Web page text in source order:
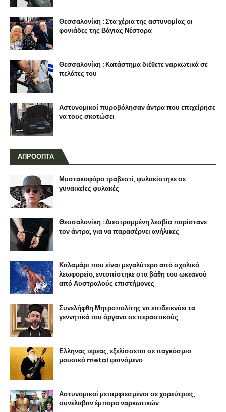
Θεσσαλονίκη : Στα χέρια της αστυνομίας οι
φονιάδες της Βάγιας Νέστορα
Θεσσαλονίκη : Κατάστημα διέθετε ναρκωτικά σε
πελάτες του
Αστυνομικοί πυροβόλησαν άντρα που επιχείρησε
να τους σκοτώσει
ΑΠΡΟΟΠΤΑ
Μυστακοφόρο τραβεστί, φυλακίστηκε σε
γυναικείες φυλακές
Θεσσαλονίκη : Διεστραμμένη λεσβία παρίστανε
τον άντρα, για να παρασέρνει ανήλικες
Καλαμάρι που είναι μεγαλύτερο από σχολικό
λεωφορείο, εντοπίστηκε στα βάθη του ωκεανού
από Αυστραλούς επιστήμονες
Συνελήφθη Μητροπολίτης να επιδεικνύει τα
γεννητικά του όργανα σε περαστικούς
Ελληνας ιερέας, εξελίσσεται σε παγκόσμιο
μουσικό metal φαινόμενο
Αστυνομικοί μεταμφιεσμένοι σε χορεύτριες,
συνέλαβαν έμπορο ναρκωτικών